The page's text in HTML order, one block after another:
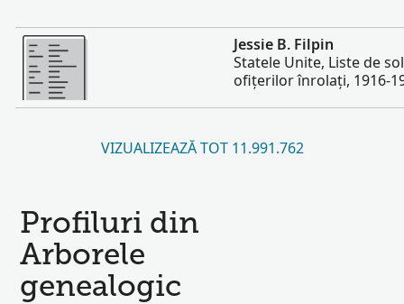
Mai multe
Jessie B. Filpin
Statele Unite, Liste de
ofițerilor înrolați, 1916-
VIZUALIZEAZĂ TOT 11.991.762
Profiluri din
Arborele
genealogic